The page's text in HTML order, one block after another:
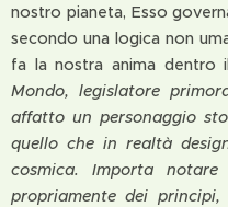
nostro pianeta, Esso
secondo una logica non
fa la nostra anima dentro
Mondo, legislatore
affatto un personaggio
quello che in realtà
cosmica. Importa
propriamente dei